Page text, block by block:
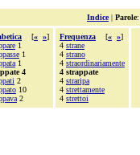
Indice| Parole:
[« »]
1
1
1
4
2
10
2
Frequenza [« »]
4 strane
4 strano
4 straordinariamente
4 strappate
4 straripa
4 strettamente
4 strettoi